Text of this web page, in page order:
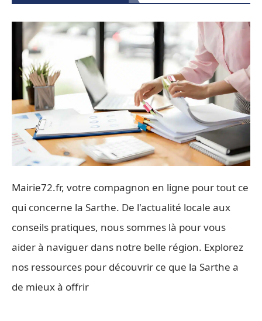
Mairie72.fr, votre compagnon en ligne pour tout ce
qui concerne la Sarthe. De l'actualité locale aux
conseils pratiques, nous sommes là pour vous
aider à naviguer dans notre belle région. Explorez
nos ressources pour découvrir ce que la Sarthe a
de mieux à offrir